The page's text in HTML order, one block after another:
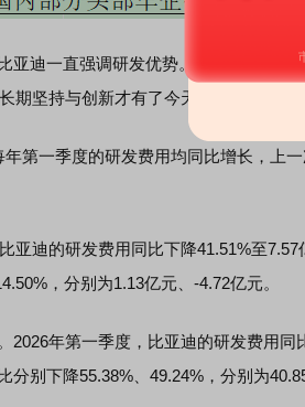
迪一直强调研发优势。比亚迪董事长王
期坚持与创新才有了今天的成就。”
一季度的研发费用均同比增长，上一
迪的研发费用同比下降41.51%至7.57
，分别为1.13亿元、-4.72亿元。
年第一季度，比亚迪的研发费用同
分别下降55.38%、49.24%，分别为